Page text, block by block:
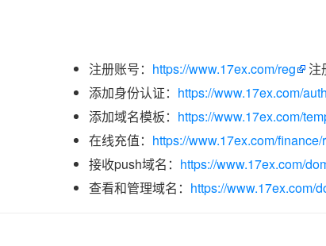
注册账号： https://www.17ex.com/reg
注
添加身份认证： https://www.17ex.com/
添加域名模板： https://www.17ex.com/
在线充值： https://www.17ex.com/
接收push域名： https://www.17ex.com/
查看和管理域名： https://www.17ex.com/